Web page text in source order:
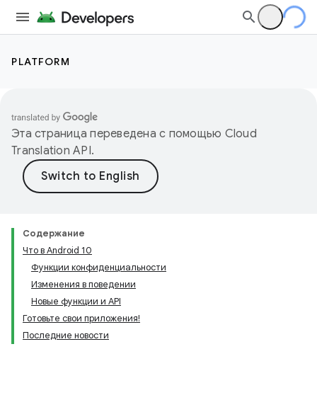
PLATFORM
Эта страница переведена с помощью Cloud
Translation API.
Содержание
Что в Android 10
Функции конфиденциальности
Изменения в поведении
Новые функции и API
Готовьте свои приложения!
Последние новости